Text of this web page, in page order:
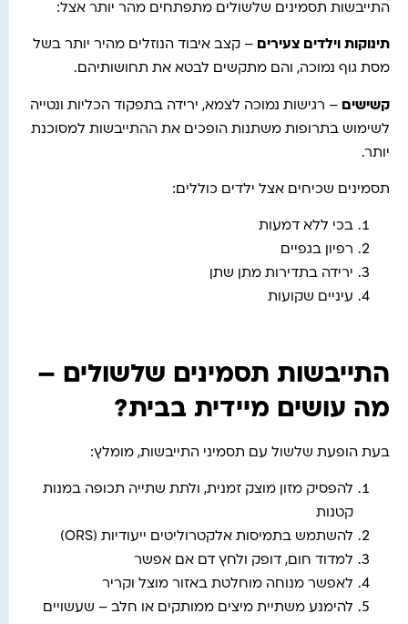
התייבשות תסמינים שלשולים מתפתחים מהר יותר אצל:
תינוקות וילדים צעירים – קצב איבוד הנוזלים מהיר יותר בשל
מסת גוף נמוכה, והם מתקשים לבטא את תחושותיהם.
קשישים – רגישות נמוכה לצמא, ירידה בתפקוד הכליות ונטייה
לשימוש בתרופות משתנות הופכים את ההתייבשות למסוכנת
יותר.
תסמינים שכיחים אצל ילדים כוללים:
בכי ללא דמעות
רפיון בגפיים
ירידה בתדירות מתן שתן
עיניים שקועות
התייבשות תסמינים שלשולים –
מה עושים מיידית בבית?
בעת הופעת שלשול עם תסמיני התייבשות, מומלץ:
להפסיק מזון מוצק זמנית, ולתת שתייה תכופה במנות
קטנות
להשתמש בתמיסות אלקטרוליטים ייעודיות (ORS)
למדוד חום, דופק ולחץ דם אם אפשר
לאפשר מנוחה מוחלטת באזור מוצל וקריר
להימנע משתיית מיצים ממותקים או חלב – שעשויים